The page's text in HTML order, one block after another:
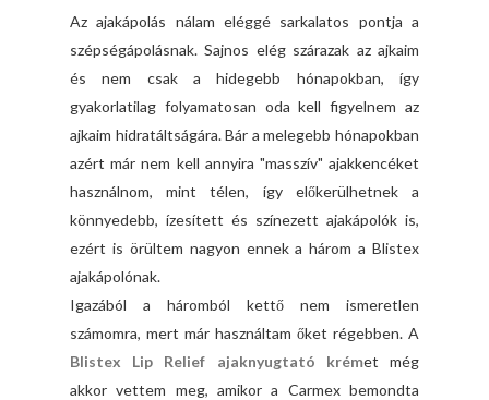
Az ajakápolás nálam eléggé sarkalatos pontja a
szépségápolásnak. Sajnos elég szárazak az ajkaim
és nem csak a hidegebb hónapokban, így
gyakorlatilag folyamatosan oda kell figyelnem az
ajkaim hidratáltságára. Bár a melegebb hónapokban
azért már nem kell annyira "masszív" ajakkencéket
használnom, mint télen, így előkerülhetnek a
könnyedebb, ízesített és színezett ajakápolók is,
ezért is örültem nagyon ennek a három a Blistex
ajakápolónak.
Igazából a háromból kettő nem ismeretlen
számomra, mert már használtam őket régebben. A
Blistex Lip Relief ajaknyugtató krémet még
akkor vettem meg, amikor a Carmex bemondta